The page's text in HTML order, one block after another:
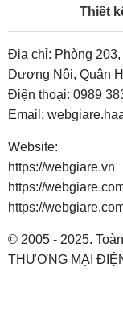
Thiết
Địa chỉ: Phòng
Dương Nội, Quận
Điện thoại: 0989
Email:
Website:
https://webgiare.vn
https://
https://
© 2005 - 2025.
THƯƠNG MẠI